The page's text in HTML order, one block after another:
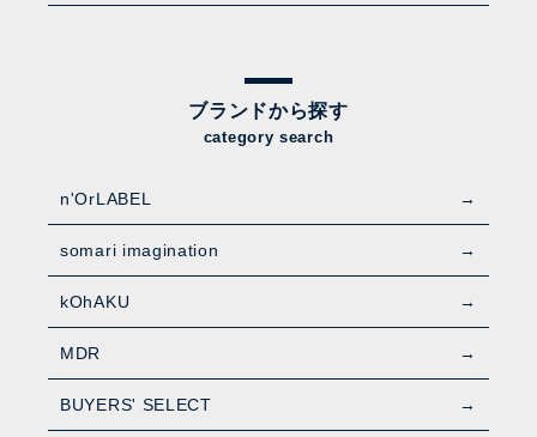
ブランドから探す
category search
n'OrLABEL
somari imagination
kOhAKU
MDR
BUYERS' SELECT